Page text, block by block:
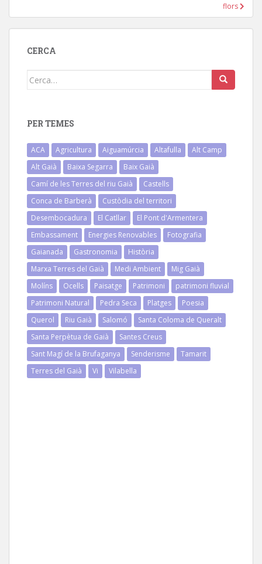
flors
CERCA
Cerca:
PER TEMES
ACA Agricultura Aiguamúrcia Altafulla
Alt Camp
Alt Gaià
Baixa Segarra
Baix Gaià
Camí de les Terres del riu Gaià
Castells
Conca de Barberà
Custòdia del territori
Desembocadura
El Catllar
El Pont d'Armentera
Embassament
Energies Renovables
Fotografia
Gaianada
Gastronomia
Història
Marxa Terres del Gaià
Medi Ambient
Mig Gaià
Molíns
Ocells Paisatge Patrimoni
patrimoni fluvial
Patrimoni Natural
Pedra Seca Platges
Poesia
Querol
Riu Gaià Salomó
Santa Coloma de Queralt
Santa Perpètua de Gaià
Santes Creus
Sant Magí de la Brufaganya
Senderisme
Tamarit
Terres del Gaià
Vi Vilabella